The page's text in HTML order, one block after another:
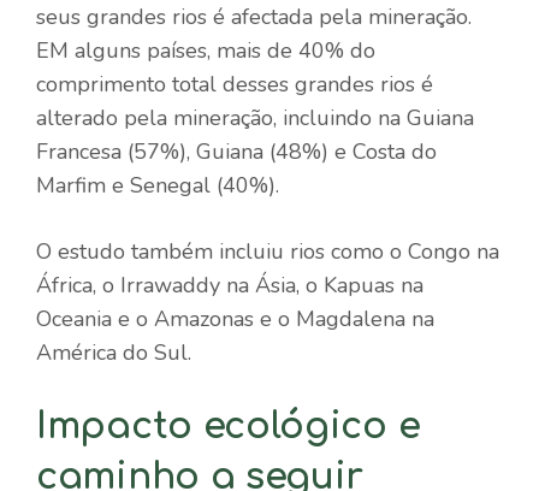
seus grandes rios é afectada pela mineração.
EM alguns países, mais de 40% do
comprimento total desses grandes rios é
alterado pela mineração, incluindo na Guiana
Francesa (57%), Guiana (48%) e Costa do
Marfim e Senegal (40%).
O estudo também incluiu rios como o Congo na
África, o Irrawaddy na Ásia, o Kapuas na
Oceania e o Amazonas e o Magdalena na
América do Sul.
Impacto ecológico e
caminho a seguir